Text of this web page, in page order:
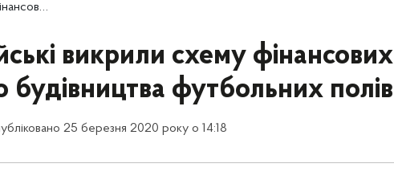
полів
викрили схему фінансових
будівництва футбольних полів
25 березня 2020 року о 14:18